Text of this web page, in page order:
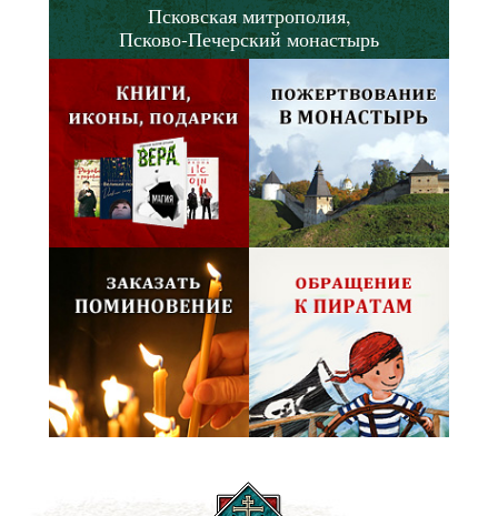
Псковская митрополия,
Псково-Печерский монастырь